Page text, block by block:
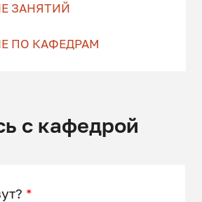
ЗАНЯТИЙ
ПО КАФЕДРАМ
с кафедрой
*